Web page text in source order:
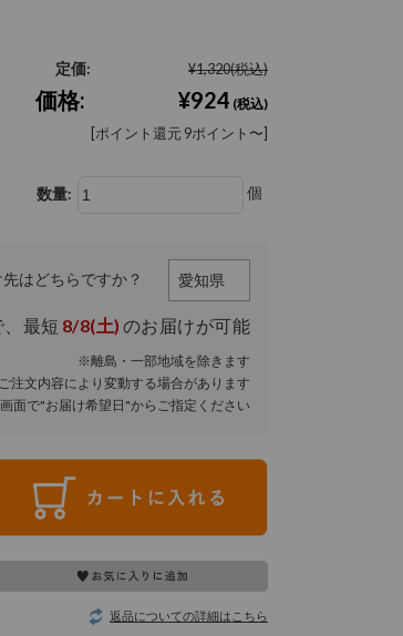
定価: ¥1,320(税込)
価格: ¥924 (税込)
[ポイント還元 9ポイント〜]
数量: 個
はどちらですか？
最短 8/8(土) のお届けが可能
※離島・一部地域を除きます
注文内容により変動する場合があります
面で"お届け希望日"からご指定ください
返品についての詳細はこちら